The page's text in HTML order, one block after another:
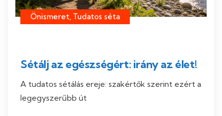
Önismeret, Tudatos séta
Sétálj az egészségért: irány az élet!
A tudatos sétálás ereje: szakértők szerint ezért a
legegyszerűbb út